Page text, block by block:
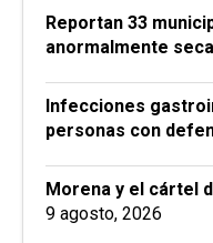
Reportan 33
anormalmente
Infecciones
personas con
Morena y el cártel
9 agosto, 2026